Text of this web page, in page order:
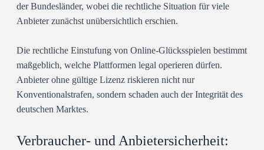
der Bundesländer, wobei die rechtliche Situation für viele
Anbieter zunächst unübersichtlich erschien.
Die rechtliche Einstufung von Online-Glücksspielen bestimmt
maßgeblich, welche Plattformen legal operieren dürfen.
Anbieter ohne gültige Lizenz riskieren nicht nur
Konventionalstrafen, sondern schaden auch der Integrität des
deutschen Marktes.
Verbraucher- und Anbietersicherheit: